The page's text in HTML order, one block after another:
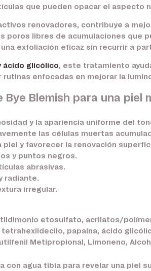
que pueden opacar el aspecto
renovadores, contribuye a
poros libres de acumulaciones que
exfoliación eficaz sin recurrir a
ácido glicólico, este tratamiento
enfocadas en mejorar la
Blemish para una piel
y la apariencia uniforme del
las células muertas
piel y favorecer la renovación
y puntos negros.
abrasivas.
radiante.
irregular.
etosulfato, acrilatos/
papaína, ácido
Metipropional, Limoneno,
con agua tibia para revelar una piel